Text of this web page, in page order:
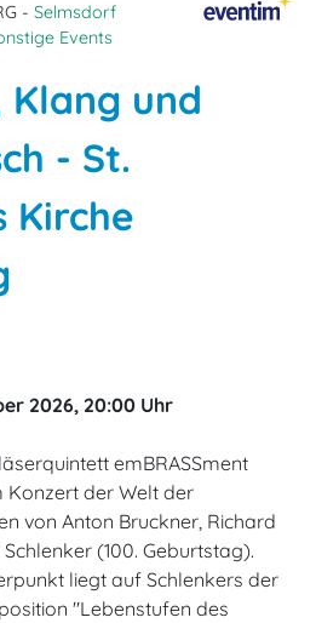
- Selmsdorf
Events
und
- St.
Kirche
2026, 20:00 Uhr
emBRASSment
Konzert der Welt der
von Anton Bruckner, Richard
(100. Geburtstag).
liegt auf Schlenkers der
"Lebenstufen des